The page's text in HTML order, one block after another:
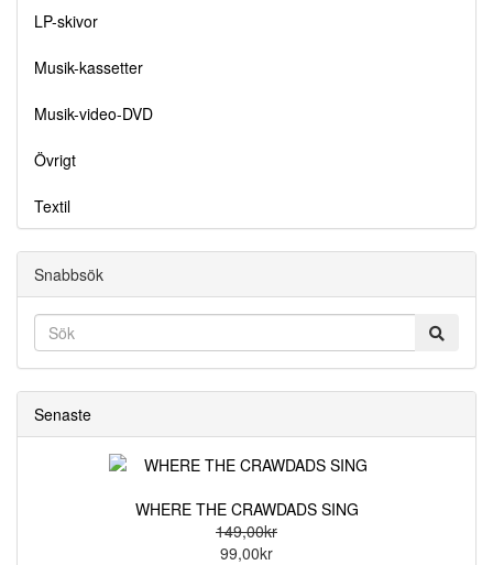
LP-skivor
Musik-kassetter
Musik-video-DVD
Övrigt
Textil
Snabbsök
Senaste
WHERE THE CRAWDADS SING
149,00kr
99,00kr